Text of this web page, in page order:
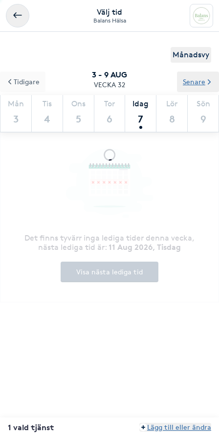
Välj tid
Balans Hälsa
Månadsvy
3 - 9 AUG
VECKA 32
Mån
3
Tis
4
Ons
5
Tor
6
Idag
7
Lör
8
Sön
9
Tidigare Senare
Det finns tyvärr inga lediga tider denna vecka,
nästa lediga tid är: 11 Aug 2026, Tisdag
Visa nästa lediga tid
1 vald tjänst Lägg till eller ändra